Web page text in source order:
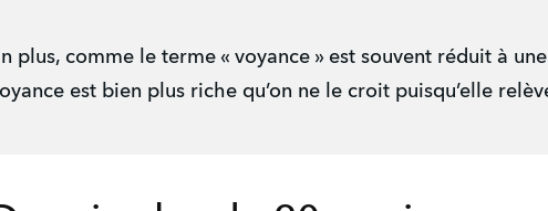
plus, comme le terme « voyance » est souvent réduit à
est bien plus riche qu’on ne le croit puisqu’elle